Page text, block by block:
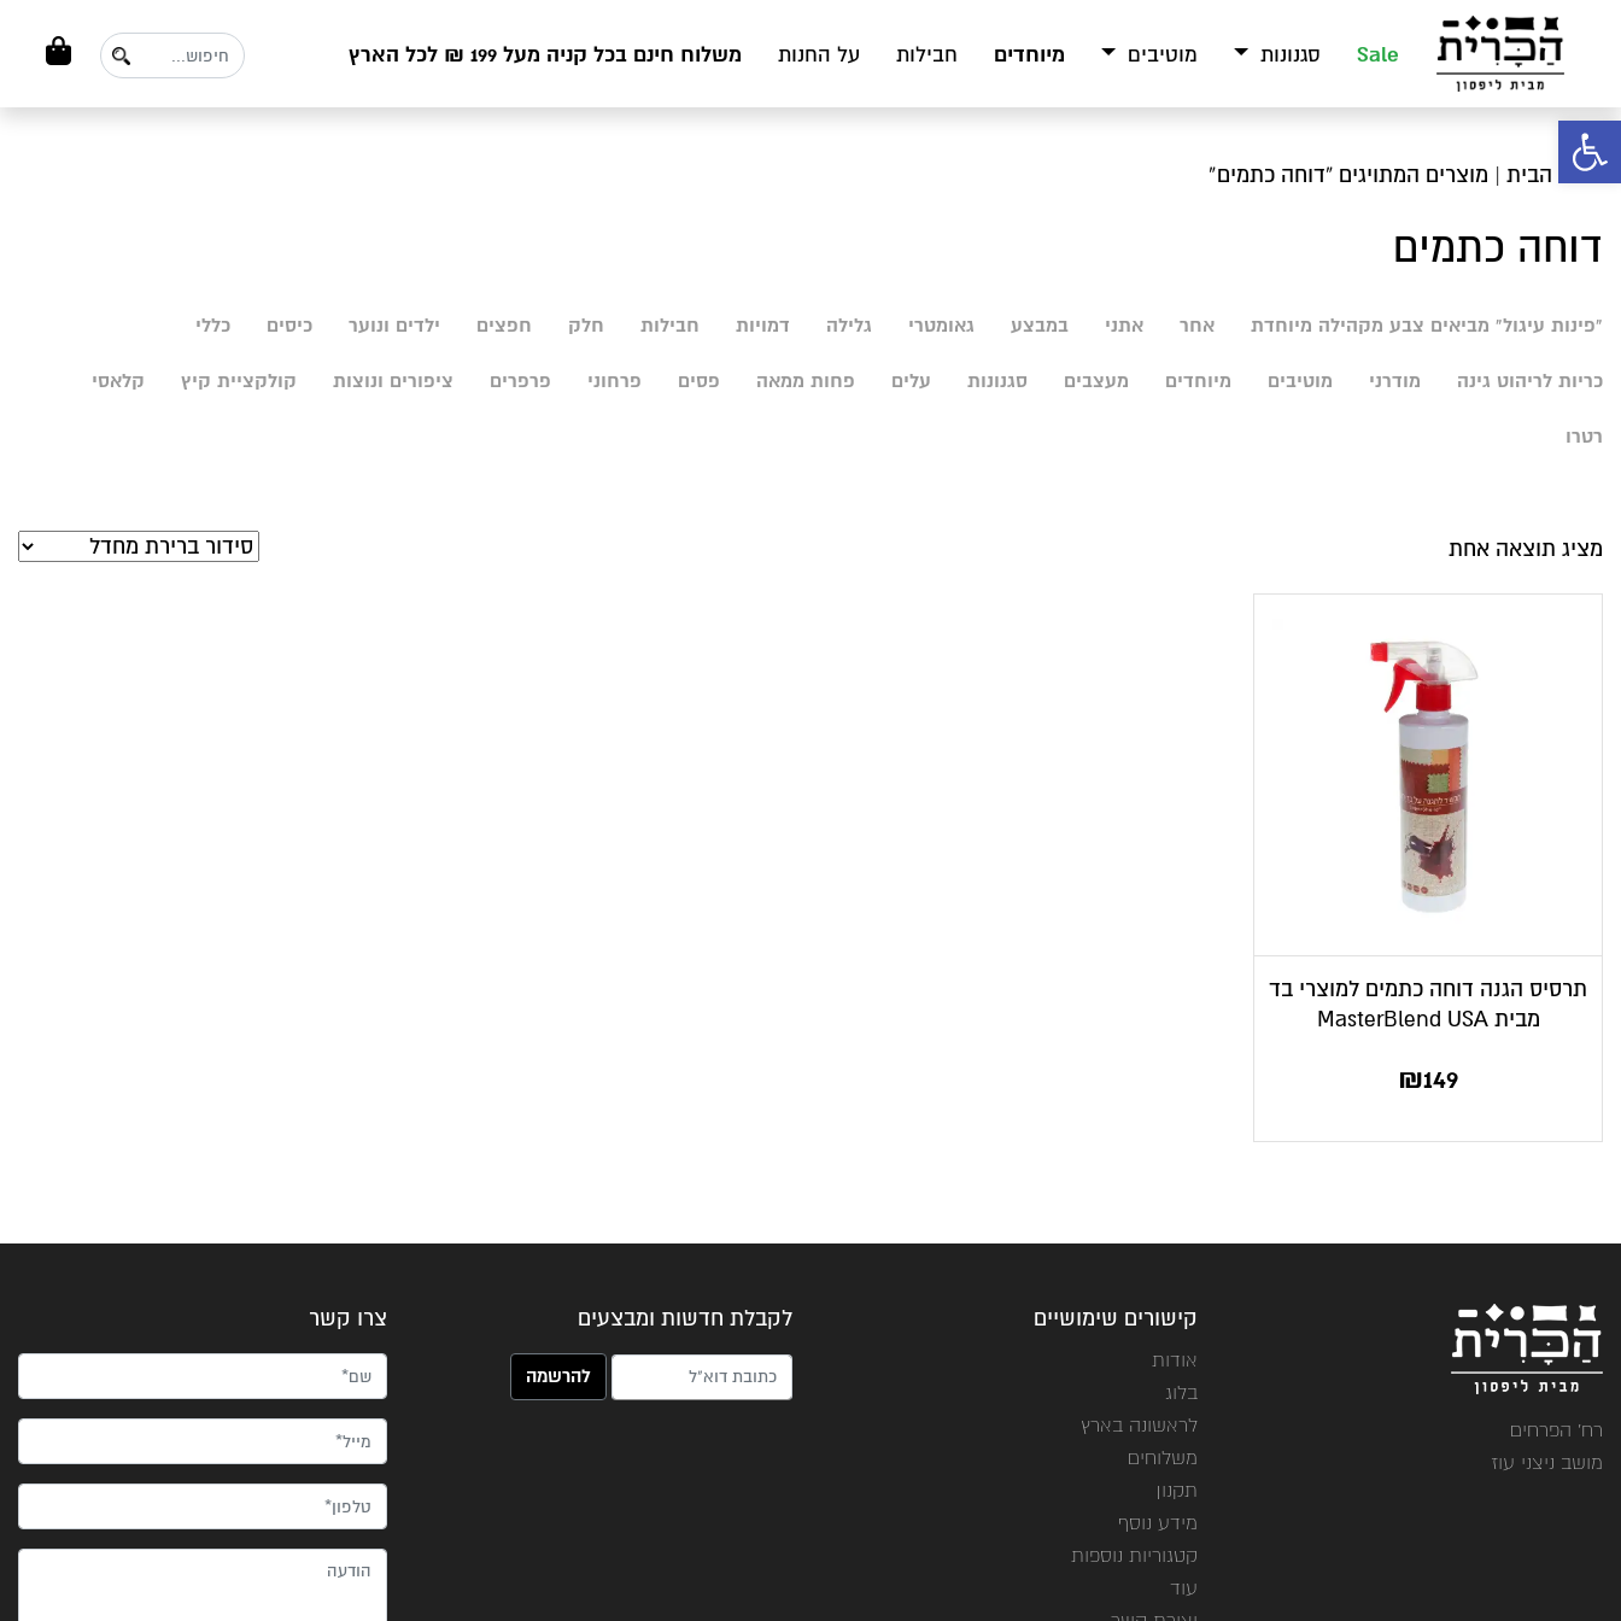
פתח סרגל נגישות
Sale סגנונות מוטיבים מיוחדים חבילות על החנות משלוח חינם בכל קניה מעל 199 ₪ לכל הארץ
עמוד הבית | מוצרים המתויגים “דוחה כתמים”
דוחה כתמים
"פינות עיגול" מביאים צבע מקהילה מיוחדת אחר אתני במבצע גאומטרי גלילה דמויות חבילות חלק חפצים ילדים ונוער כיסים כללי
כריות לריהוט גינה מודרני מוטיבים מיוחדים מעצבים סגנונות עלים פחות ממאה פסים פרחוני פרפרים ציפורים ונוצות קולקציית קיץ קלאסי
רטרו
מציג תוצאה אחת
תרסיס הגנה דוחה כתמים למוצרי בד
מבית MasterBlend USA
₪149
רח' הפרחים
מושב ניצני עוז
קישורים שימושיים
אודות
בלוג
לראשונה בארץ
משלוחים
תקנון
מידע נוסף
קטגוריות נוספות
עוד
לקבלת חדשות ומבצעים
האימייל שלך (חובה)
צרו קשר
שם*
מייל*
טלפון*
הודעה